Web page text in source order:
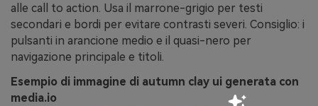
alle call to action. Usa il marrone-grigio per testi
secondari e bordi per evitare contrasti severi. Consiglio: i
pulsanti in arancione medio e il quasi-nero per
navigazione principale e titoli.
Esempio di immagine di autumn clay ui generata con
media.io